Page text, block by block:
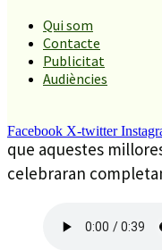
Qui som
Contacte
Publicitat
Audiències
Facebook X-twitter
està el centre i a
Generalitat.
En aquest sentit,
perquè sembla
per millorar les
que aquestes
celebraran